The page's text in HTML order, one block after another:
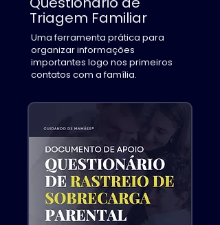
Triagem Familiar
Uma ferramenta prática para
organizar informações
importantes logo nos primeiros
contatos com a família.